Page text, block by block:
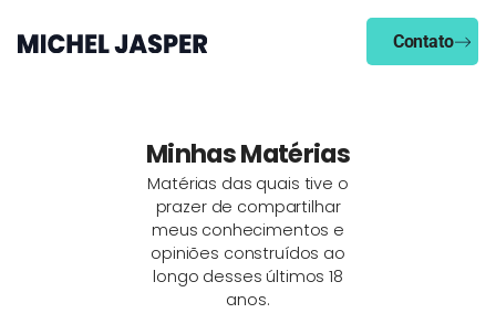
Contato
Minhas Matérias
Matérias das quais tive o
prazer de compartilhar
meus conhecimentos e
opiniões construídos ao
longo desses últimos 18
anos.